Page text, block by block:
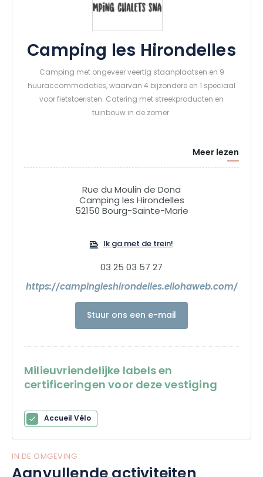
Camping les Hirondelles
Camping met ongeveer veertig staanplaatsen en 9
huuraccommodaties, waarvan 4 bijzondere en 1 speciaal
voor fietstoeristen. Catering met streekproducten en
tuinbouw in de zomer.
Meer lezen
Rue du Moulin de Dona
Camping les Hirondelles
52150 Bourg-Sainte-Marie
Ik ga met de trein!
03 25 03 57 27
https://campingleshirondelles.ellohaweb.com/
Stuur ons een e-mail
Milieuvriendelijke labels en
certificeringen voor deze vestiging
Accueil Vélo
IN DE OMGEVING